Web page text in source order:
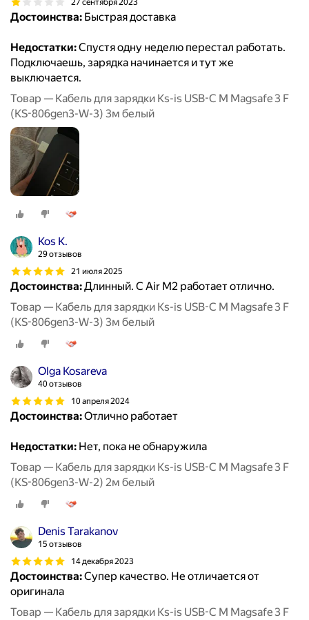
27 сентября 2023
Достоинства: Быстрая доставка
Недостатки:Спустя одну неделю перестал работать.
Подключаешь, зарядка начинается и тут же
выключается.
Товар — Кабель для зарядки Ks-is USB-C M Magsafe 3 F
(KS-806gen3-W-3) 3м белый
Kos K.
29 отзывов
21 июля 2025
Достоинства:Длинный. С Air M2 работает отлично.
Товар — Кабель для зарядки Ks-is USB-C M Magsafe 3 F
(KS-806gen3-W-3) 3м белый
Olga Kosareva
40 отзывов
10 апреля 2024
Достоинства:Отлично работает
Недостатки: Нет, пока не обнаружила
Товар — Кабель для зарядки Ks-is USB-C M Magsafe 3 F
(KS-806gen3-W-2) 2м белый
Denis Tarakanov
15 отзывов
14 декабря 2023
Достоинства:Супер качество. Не отличается от
оригинала
Товар — Кабель для зарядки Ks-is USB-C M Magsafe 3 F